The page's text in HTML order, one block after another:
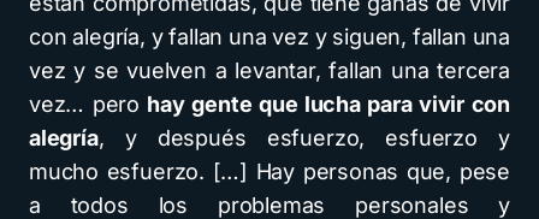
con alegría, y fallan una vez y siguen, fallan una
vez y se vuelven a levantar, fallan una tercera
vez… pero hay gente que lucha para vivir con
alegría, y después esfuerzo, esfuerzo y
mucho esfuerzo. […] Hay personas que, pese
a todos los problemas personales y